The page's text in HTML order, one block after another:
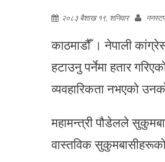
२०८३ बैशाख १९, शनिवार
काठमाडौँ । नेपाली
हटाउनु पर्नेमा हतार
व्यवहारिकता नभएको
महामन्त्री पौडेलले
वास्तविक सुकुमबासीहरूको